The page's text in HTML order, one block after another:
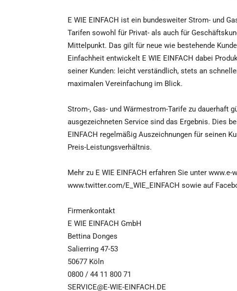
E WIE EINFACH ist ein bundesweiter Strom- und
Tarifen sowohl für Privat- als auch für
Mittelpunkt. Das gilt für neue wie bestehende
Einfachheit entwickelt E WIE EINFACH dabei
seiner Kunden: leicht verständlich, stets an
maximalen Vereinfachung im Blick.
Strom-, Gas- und Wärmestrom-Tarife zu dauerhaft
ausgezeichneten Service sind das Ergebnis. Dies
EINFACH regelmäßig Auszeichnungen für seinen
Preis-Leistungsverhältnis.
Mehr zu E WIE EINFACH erfahren Sie unter
www.twitter.com/E_WIE_EINFACH sowie auf
Firmenkontakt
E WIE EINFACH GmbH
Bettina Donges
Salierring 47-53
50677 Köln
0800 / 44 11 800 71
SERVICE@E-WIE-EINFACH.DE